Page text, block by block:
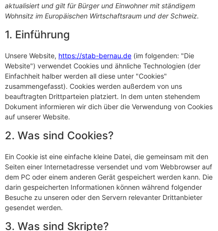
aktualisiert und gilt für Bürger und Einwohner mit ständigem
Wohnsitz im Europäischen Wirtschaftsraum und der Schweiz.
1. Einführung
Unsere Website, https://stab-bernau.de (im folgenden: "Die
Website") verwendet Cookies und ähnliche Technologien (der
Einfachheit halber werden all diese unter "Cookies"
zusammengefasst). Cookies werden außerdem von uns
beauftragten Drittparteien platziert. In dem unten stehendem
Dokument informieren wir dich über die Verwendung von Cookies
auf unserer Website.
2. Was sind Cookies?
Ein Cookie ist eine einfache kleine Datei, die gemeinsam mit den
Seiten einer Internetadresse versendet und vom Webbrowser auf
dem PC oder einem anderen Gerät gespeichert werden kann. Die
darin gespeicherten Informationen können während folgender
Besuche zu unseren oder den Servern relevanter Drittanbieter
gesendet werden.
3. Was sind Skripte?